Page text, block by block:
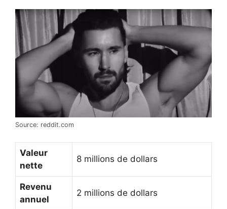
Source: reddit.com
Valeur
nette
8 millions de dollars
Revenu
annuel
2 millions de dollars